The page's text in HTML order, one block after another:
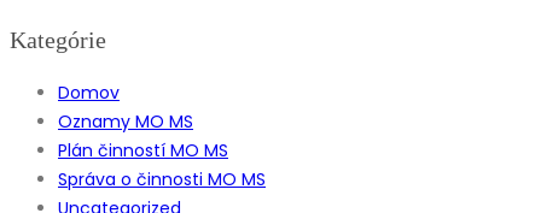
Kategórie
Domov
Oznamy MO MS
Plán činností MO MS
Správa o činnosti MO MS
Uncategorized